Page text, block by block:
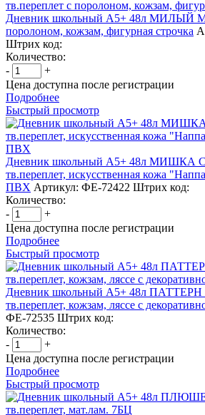
Дневник школьный А5+ 48л МИЛЫЙ
поролоном, кожзам, фигурная строчка
Штрих код:
Количество:
-
+
Цена доступна после регистрации
Подробнее
Быстрый просмотр
Дневник школьный А5+ 48л МИШКА
тв.переплет, искусственная кожа
ПВХ Артикул: ФЕ-72422 Штрих код:
Количество:
-
+
Цена доступна после регистрации
Подробнее
Быстрый просмотр
Дневник школьный А5+ 48л
тв.переплет, кожзам, ляссе с
ФЕ-72535 Штрих код:
Количество:
-
+
Цена доступна после регистрации
Подробнее
Быстрый просмотр